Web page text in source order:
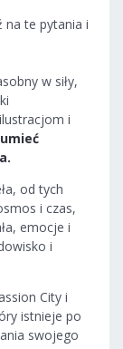
na te pytania i
w siły,
i
od tych
i czas,
emocje i
i
City i
istnieje po
swojego